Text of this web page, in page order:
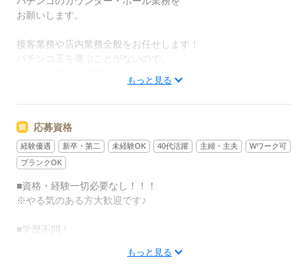
焦らず仕事を覚えられました♪
テキパキと動いたり、
笑顔で挨拶ができるようになったら、
てます♪
空気清浄機もついていて、
外より空気きれいかも、、（笑）
ーーーーーーーーーーーーーーーーーーーーーーー
スタッフのほとんどが未経験です！
パチンコなんて、自分とは無関係！
お願いします。
接客業務や店内業務全般をお任せします！
パチンコ玉を運ぶことがないので、
・店内の巡回
・パチンコ台を拭く など
《☆安心してください☆》
お客様はもちろん、スタッフにも気持ちのいい環境で働いてほ
しいから…
冷暖房完備で常に快適な気温の中勤務することができます♪
もっと見る
応募資格
経験優遇 新卒・第二 未経験OK 40代活躍 主婦・主夫
Wワーク可
ブランクOK
■資格・経験一切必要なし！！！
※やる気のある方大歓迎です♪
■学歴不問！
もっと見る